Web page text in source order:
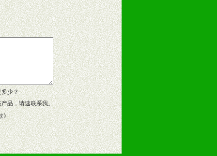
作手册、专柜咨询手册等各种市
多少？
品，请速联系我。
》